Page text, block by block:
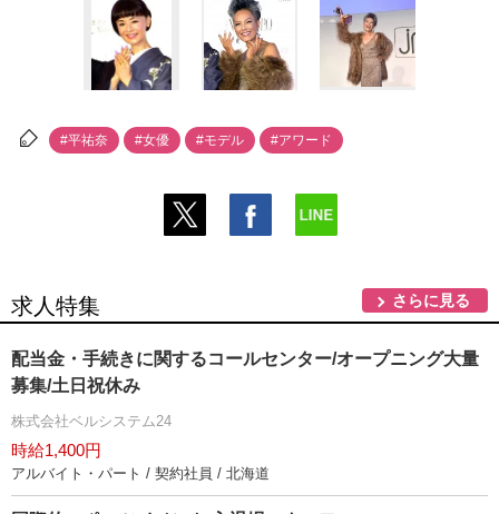
#平祐奈 #女優 #モデル #アワード
求人特集 さらに見る
配当金・手続きに関するコールセンター/オープニング大量
募集/土日祝休み
株式会社ベルシステム24
時給1,400円
アルバイト・パート / 契約社員 / 北海道